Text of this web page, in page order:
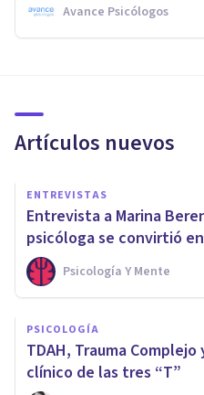
Avance Psicólogos
Artículos nuevos
ENTREVISTAS
Entrevista a Marina
psicóloga se convirtió
Psicología Y Mente
PSICOLOGÍA
TDAH, Trauma
clínico de las tres “T”